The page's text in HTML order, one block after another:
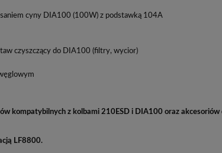
cyny DIA100 (100W) z podstawką 104A
czyszczący do DIA100 (filtry, wycior)
kompatybilnych z kolbami 210ESD i DIA100 oraz akcesoriów
LF8800.